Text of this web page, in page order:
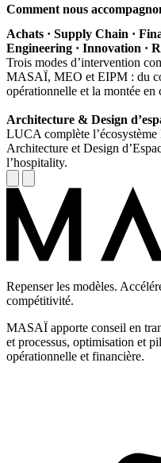
Comment nous
Achats · Supply Chain ·
Engineering · Innovation ·
Trois modes d’intervention
MASAÏ, MEO et EIPM : du
opérationnelle et la montée en
Architecture & Design
LUCA complète
Architecture et Design
l’hospitality.
Repenser les modèles.
compétitivité.
MASAÏ apporte conseil en
et processus, optimisation et
opérationnelle et financière.